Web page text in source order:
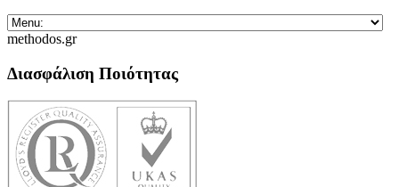
methodos.gr
Διασφάλιση Ποιότητας